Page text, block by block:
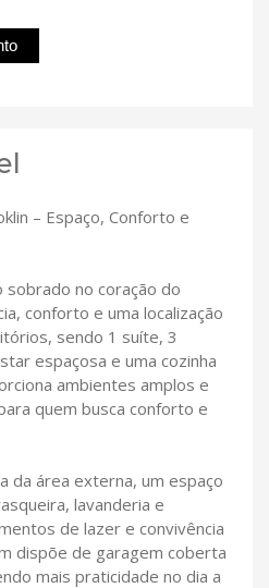
– Espaço, Conforto e
no coração do
conforto e uma localização
sendo 1 suíte, 3
espaçosa e uma cozinha
ambientes amplos e
quem busca conforto e
da área externa, um espaço
lavanderia e
de lazer e convivência
dispõe de garagem coberta
mais praticidade no dia a